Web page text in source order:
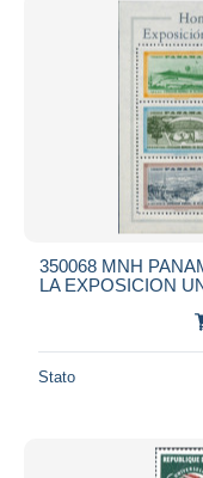
350068 MNH
LA EXPOSICION
Stato